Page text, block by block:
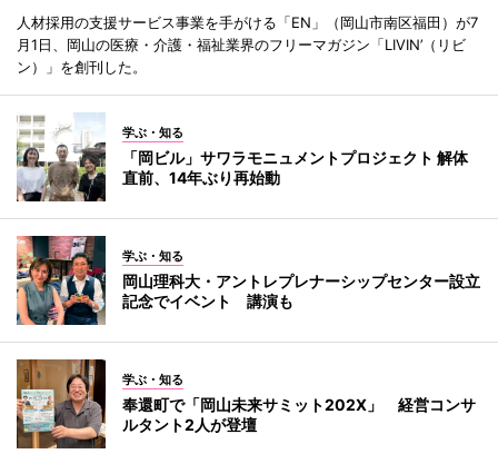
人材採用の支援サービス事業を手がける「EN」（岡山市南区福田）が7
月1日、岡山の医療・介護・福祉業界のフリーマガジン「LIVIN’（リビ
ン）」を創刊した。
学ぶ・知る
「岡ビル」サワラモニュメントプロジェクト 解体
直前、14年ぶり再始動
学ぶ・知る
岡山理科大・アントレプレナーシップセンター設立
記念でイベント 講演も
学ぶ・知る
奉還町で「岡山未来サミット202X」 経営コンサ
ルタント2人が登壇